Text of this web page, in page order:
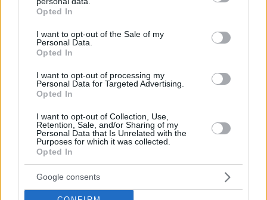
grant or deny consent to Google and its third-party tags to
use your data for below specified purposes in below Google
consent section.
Opted In
I want to opt-out of the Sale of my
Personal Data.
Opted In
I want to opt-out of processing my
Personal Data for Targeted Advertising.
Opted In
I want to opt-out of Collection, Use,
Retention, Sale, and/or Sharing of my
Personal Data that Is Unrelated with the
Purposes for which it was collected.
Opted In
Google consents
ΔΕΘ τετραετίας με μέτρα για όλους: Τι θα πει ο
Μητσοτάκης στη Θεσσαλονίκη για μισθούς,